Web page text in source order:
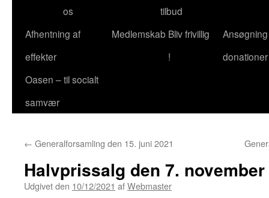
os
tilbud
Afhentning af
effekter
Medlemskab Bliv frivillig
!
donationer
Oasen – til socialt
samvær
← Generalforsamling den 15. juni 2021
Halvprissalg den 7. november
Udgivet den 10/12/2021 afWebmaster